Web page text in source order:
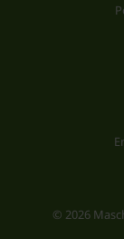
© 2026